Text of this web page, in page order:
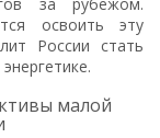
освоить эту
России стать
малой